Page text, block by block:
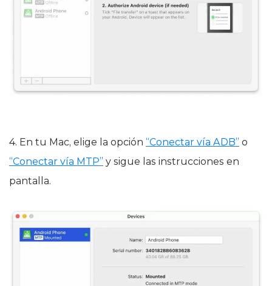
4. En tu Mac, elige la opción “Conectar vía ADB” o
“Conectar vía MTP” y sigue las instrucciones en
pantalla.